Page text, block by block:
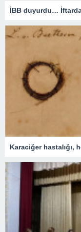
İBB duyurdu…